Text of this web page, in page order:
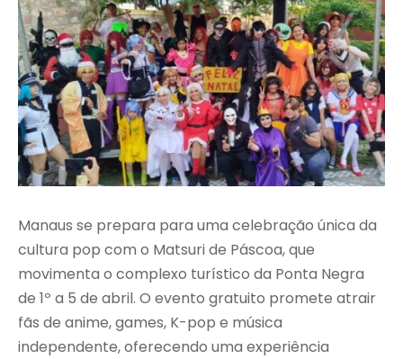
Manaus se prepara para uma celebração única da
cultura pop com o Matsuri de Páscoa, que
movimenta o complexo turístico da Ponta Negra
de 1º a 5 de abril. O evento gratuito promete atrair
fãs de anime, games, K-pop e música
independente, oferecendo uma experiência